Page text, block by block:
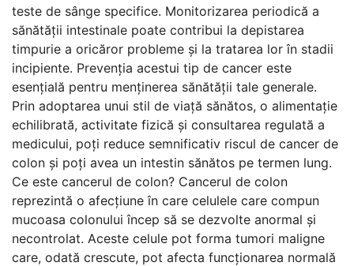
teste de sânge specifice. Monitorizarea periodică a
sănătății intestinale poate contribui la depistarea
timpurie a oricăror probleme și la tratarea lor în stadii
incipiente. Prevenția acestui tip de cancer este
esențială pentru menținerea sănătății tale generale.
Prin adoptarea unui stil de viață sănătos, o alimentație
echilibrată, activitate fizică și consultarea regulată a
medicului, poți reduce semnificativ riscul de cancer de
colon și poți avea un intestin sănătos pe termen lung.
Ce este cancerul de colon? Cancerul de colon
reprezintă o afecțiune în care celulele care compun
mucoasa colonului încep să se dezvolte anormal și
necontrolat. Aceste celule pot forma tumori maligne
care, odată crescute, pot afecta funcționarea normală